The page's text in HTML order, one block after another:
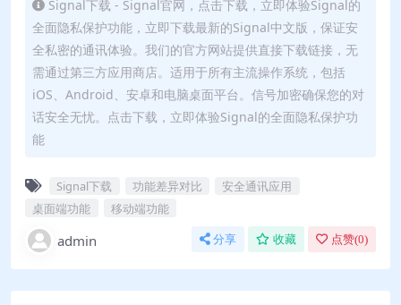
Signal下载 - Signal官网，点击下载，立即体验Signal的
全面隐私保护功能，立即下载最新的Signal中文版，保证安
全私密的通讯体验。我们的官方网站提供直接下载链接，无
需通过第三方应用商店。适用于所有主流操作系统，包括
iOS、Android、安卓和电脑桌面平台。信号加密确保您的对
话安全无忧。点击下载，立即体验Signal的全面隐私保护功
能
Signal下载 功能差异对比
安全通讯应用
桌面端功能
移动端功能
admin 分享 收藏 点赞(0)